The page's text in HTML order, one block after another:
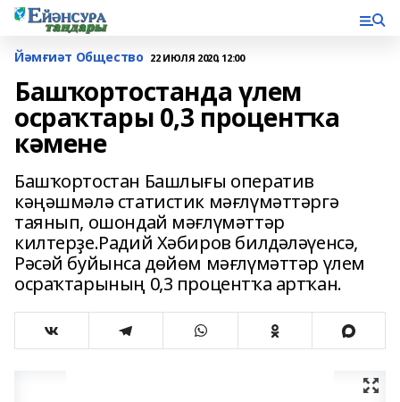
Йәмғиәт Общество 22 ИЮЛЯ 2020, 12:00
Башҡортостанда үлем
осраҡтары 0,3 процентҡа
кәмене
Башҡортостан Башлығы оператив
кәңәшмәлә статистик мәғлүмәттәргә
таянып, ошондай мәғлүмәттәр
килтерҙе.Радий Хәбиров билдәләүенсә,
Рәсәй буйынса дөйөм мәғлүмәттәр үлем
осраҡтарының 0,3 процентҡа артҡан.